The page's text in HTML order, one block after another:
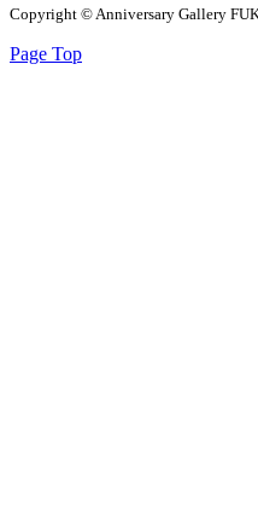
Copyright © Anniversary Gallery
Page Top